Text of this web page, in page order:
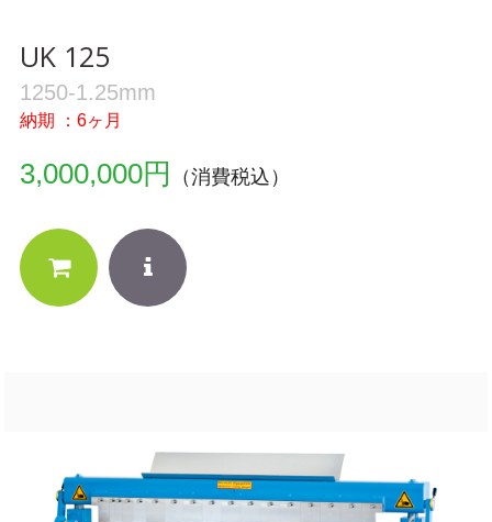
UK 125
1250-1.25mm
納期 ：6ヶ月
3,000,000円 （消費税込）